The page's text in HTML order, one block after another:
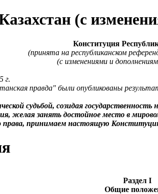
(с
Конституция
(принята на республиканском
(с изменениями и
г.
правда" были опубликованы
судьбой, созидая
желая занять достойное место в
права, принимаем настоящую
Раздел I
Общие